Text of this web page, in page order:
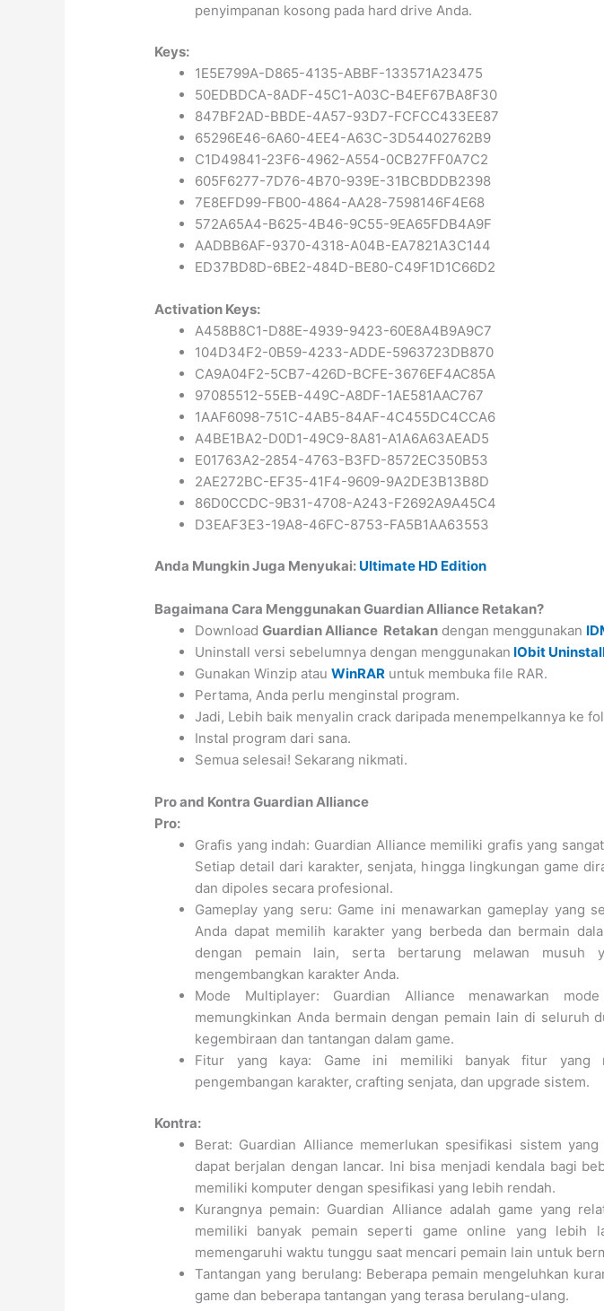
penyimpanan kosong pada hard drive Anda.
Keys:
1E5E799A-D865-4135-ABBF-133571A23475
50EDBDCA-8ADF-45C1-A03C-B4EF67BA8F30
847BF2AD-BBDE-4A57-93D7-FCFCC433EE87
65296E46-6A60-4EE4-A63C-3D54402762B9
C1D49841-23F6-4962-A554-0CB27FF0A7C2
605F6277-7D76-4B70-939E-31BCBDDB2398
7E8EFD99-FB00-4864-AA28-7598146F4E68
572A65A4-B625-4B46-9C55-9EA65FDB4A9F
AADBB6AF-9370-4318-A04B-EA7821A3C144
ED37BD8D-6BE2-484D-BE80-C49F1D1C66D2
Activation Keys:
A458B8C1-D88E-4939-9423-60E8A4B9A9C7
104D34F2-0B59-4233-ADDE-5963723DB870
CA9A04F2-5CB7-426D-BCFE-3676EF4AC85A
97085512-55EB-449C-A8DF-1AE581AAC767
1AAF6098-751C-4AB5-84AF-4C455DC4CCA6
A4BE1BA2-D0D1-49C9-8A81-A1A6A63AEAD5
E01763A2-2854-4763-B3FD-8572EC350B53
2AE272BC-EF35-41F4-9609-9A2DE3B13B8D
86D0CCDC-9B31-4708-A243-F2692A9A45C4
D3EAF3E3-19A8-46FC-8753-FA5B1AA63553
Anda Mungkin Juga Menyukai: Ultimate HD Edition
Bagaimana Cara Menggunakan Guardian Alliance Retakan?
DownloadGuardian Alliance Retakan dengan menggunakan
Uninstall versi sebelumnya dengan menggunakan IObit
Gunakan Winzip atauWinRAR untuk membuka file RAR.
Pertama, Anda perlu menginstal program.
Jadi, Lebih baik menyalin crack daripada menempelkannya ke
Instal program dari sana.
Semua selesai! Sekarang nikmati.
Pro and Kontra Guardian Alliance
Pro:
Grafis yang indah: Guardian Alliance memiliki grafis yang
Setiap detail dari karakter, senjata, hingga lingkungan game
dan dipoles secara profesional.
Gameplay yang seru: Game ini menawarkan gameplay yang
Anda dapat memilih karakter yang berbeda dan bermain
dengan pemain lain, serta bertarung melawan musuh
mengembangkan karakter Anda.
Mode Multiplayer: Guardian Alliance menawarkan
memungkinkan Anda bermain dengan pemain lain di seluruh
kegembiraan dan tantangan dalam game.
Fitur yang kaya: Game ini memiliki banyak fitur yang
pengembangan karakter, crafting senjata, dan upgrade sistem.
Kontra:
Berat: Guardian Alliance memerlukan spesifikasi sistem
dapat berjalan dengan lancar. Ini bisa menjadi kendala bagi
memiliki komputer dengan spesifikasi yang lebih rendah.
Kurangnya pemain: Guardian Alliance adalah game yang
memiliki banyak pemain seperti game online yang lebih
memengaruhi waktu tunggu saat mencari pemain lain untuk
Tantangan yang berulang: Beberapa pemain mengeluhkan
game dan beberapa tantangan yang terasa berulang-ulang.